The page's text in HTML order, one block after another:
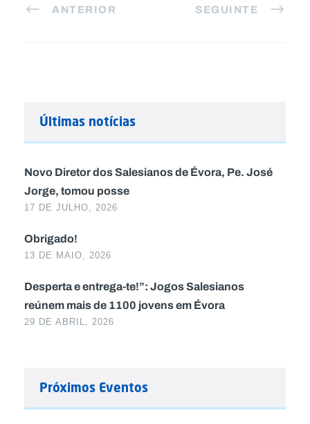
ANTERIOR SEGUINTE
Últimas notícias
Novo Diretor dos Salesianos de Évora, Pe. José
Jorge, tomou posse
17 DE JULHO, 2026
Obrigado!
13 DE MAIO, 2026
Desperta e entrega-te!”: Jogos Salesianos
reúnem mais de 1100 jovens em Évora
29 DE ABRIL, 2026
Próximos Eventos